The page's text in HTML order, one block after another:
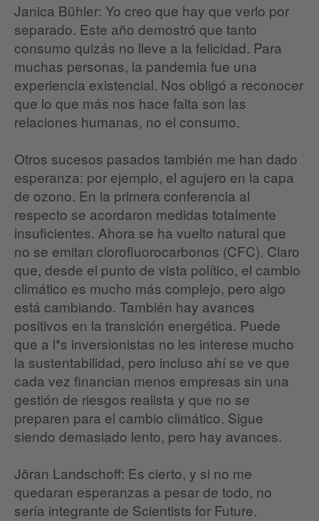
Janica Bühler: Yo creo que hay que verlo por
separado. Este año demostró que tanto
consumo quizás no lleve a la felicidad. Para
muchas personas, la pandemia fue una
experiencia existencial. Nos obligó a reconocer
que lo que más nos hace falta son las
relaciones humanas, no el consumo.
Otros sucesos pasados también me han dado
esperanza: por ejemplo, el agujero en la capa
de ozono. En la primera conferencia al
respecto se acordaron medidas totalmente
insuficientes. Ahora se ha vuelto natural que
no se emitan clorofluorocarbonos (CFC). Claro
que, desde el punto de vista político, el cambio
climático es mucho más complejo, pero algo
está cambiando. También hay avances
positivos en la transición energética. Puede
que a l*s inversionistas no les interese mucho
la sustentabilidad, pero incluso ahí se ve que
cada vez financian menos empresas sin una
gestión de riesgos realista y que no se
preparen para el cambio climático. Sigue
siendo demasiado lento, pero hay avances.
Jöran Landschoff: Es cierto, y si no me
quedaran esperanzas a pesar de todo, no
sería integrante de Scientists for Future.